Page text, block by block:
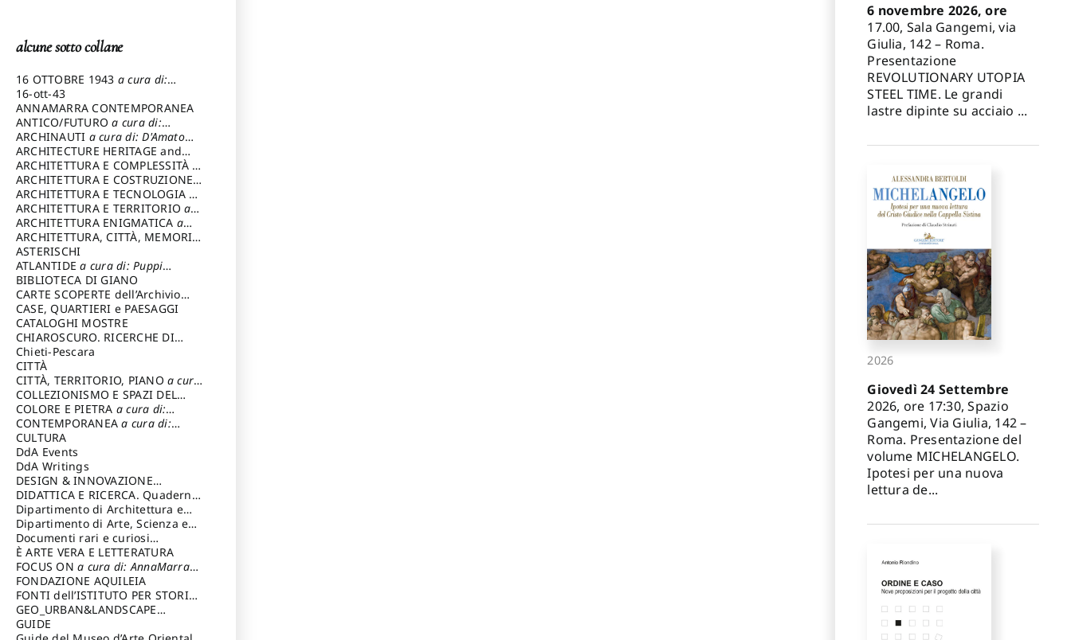
alcune sotto collane
16 OTTOBRE 1943 a cura di:
Pezzetti Marcello
16-ott-43
ANNAMARRA CONTEMPORANEA
ANTICO/FUTUROa cura di:
Varagnoli Claudio
ARCHINAUTI a cura di: D'Amato
Claudio
ARCHITECTURE HERITAGE and
DESIGN
ARCHITETTURA E COMPLESSITÀ a
cura di: Piva Antonio
ARCHITETTURA E COSTRUZIONEa
cura di: Poretti Sergio
ARCHITETTURA E TECNOLOGIA a
cura di: Carrara Gianfranco
ARCHITETTURA E TERRITORIOa
cura di: Pietrogrande Enrico
ARCHITETTURA ENIGMATICA a
cura di: Lenci Ruggero
ARCHITETTURA, CITTÀ, MEMORIA
a cura di: Valeriani Enrico
ASTERISCHI
ATLANTIDEa cura di: Puppi
Lionello
BIBLIOTECA DI GIANO
CARTE SCOPERTE dell’Archivio
Storico Capitolino
CASE, QUARTIERI e PAESAGGI
CATALOGHI MOSTRE
CHIAROSCURO. RICERCHE DI
STORIA E STORIA DELL'ARTE
cura di: Di Carpegna Falconieri
Tommaso
Chieti-Pescara
CITTÀ
CITTÀ, TERRITORIO, PIANO a cura
di: Imbesi Giuseppe
COLLEZIONISMO E SPAZI DEL
COLLEZIONISMO a cura di:
Magnani Lauro
COLORE E PIETRA a cura di:
Selvaggi Giuseppe
CONTEMPORANEAa cura di:
Gubinelli Luna
CULTURA
DdA Events
DdA Writings
DESIGN & INNOVAZIONE
TECNOLOGICAa cura di: Vallicelli
Andrea
DIDATTICA E RICERCA. Quaderni
della Scuola
Dipartimento di Architettura e
Analisi della Città Mediterranea
Dipartimento di Arte, Scienza e
Tecnica del Costuire
Documenti rari e curiosi
dall'Archivio Segreto
È ARTE VERA E LETTERATURA
FOCUS ONa cura di: AnnaMarra
Contemporanea
FONDAZIONE AQUILEIA
FONTI dell’ISTITUTO PER STORIA
DEL RISORGIMENTO
GEO_URBAN&LANDSCAPE
PLANNING (GULP)
GUIDE
6 novembre 2026, ore
17.00, Sala Gangemi, via
Giulia, 142 – Roma.
Presentazione
REVOLUTIONARY UTOPIA
STEEL TIME. Le grandi
lastre dipinte su acciaio ...
2026
Giovedì 24 Settembre
2026, ore 17:30, Spazio
Gangemi, Via Giulia, 142 –
Roma. Presentazione del
volume MICHELANGELO.
Ipotesi per una nuova
lettura de...